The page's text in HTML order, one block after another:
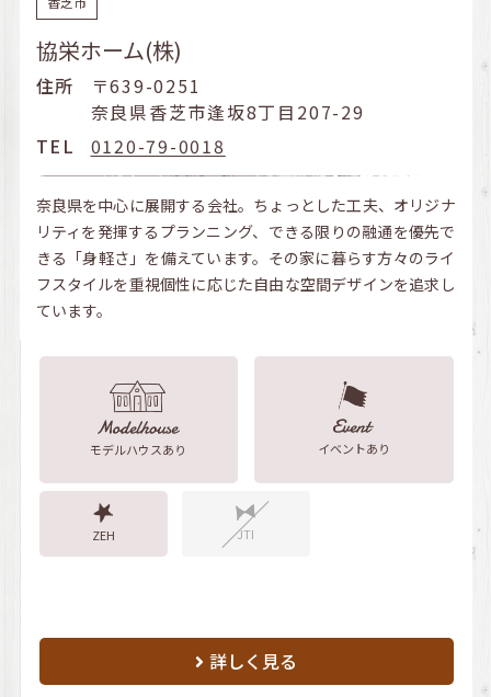
協栄ホーム(株)
住所
〒639-0251
奈良県香芝市逢坂8丁目207-29
TEL
0120-79-0018
奈良県を中心に展開する会社。ちょっとした工夫、オリジナ
リティを発揮するプランニング、できる限りの融通を優先で
きる「身軽さ」を備えています。その家に暮らす方々のライ
フスタイルを重視個性に応じた自由な空間デザインを追求し
ています。
モデルハウスあり イベントあり
ZEH JTI
詳しく見る